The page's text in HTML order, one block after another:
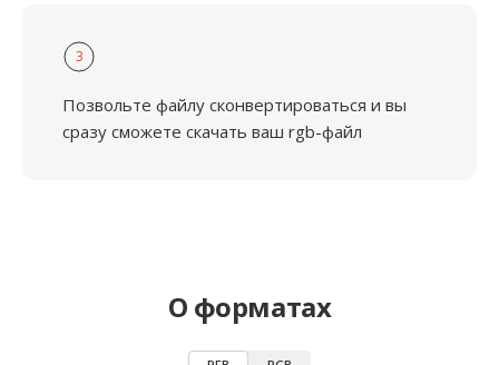
3
Позвольте файлу сконвертироваться и вы
сразу сможете скачать ваш rgb-файл
О форматах